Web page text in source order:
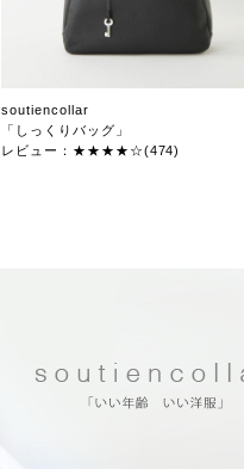
soutiencollar
「しっくりバッグ」
レビュー：★★★★☆(474)